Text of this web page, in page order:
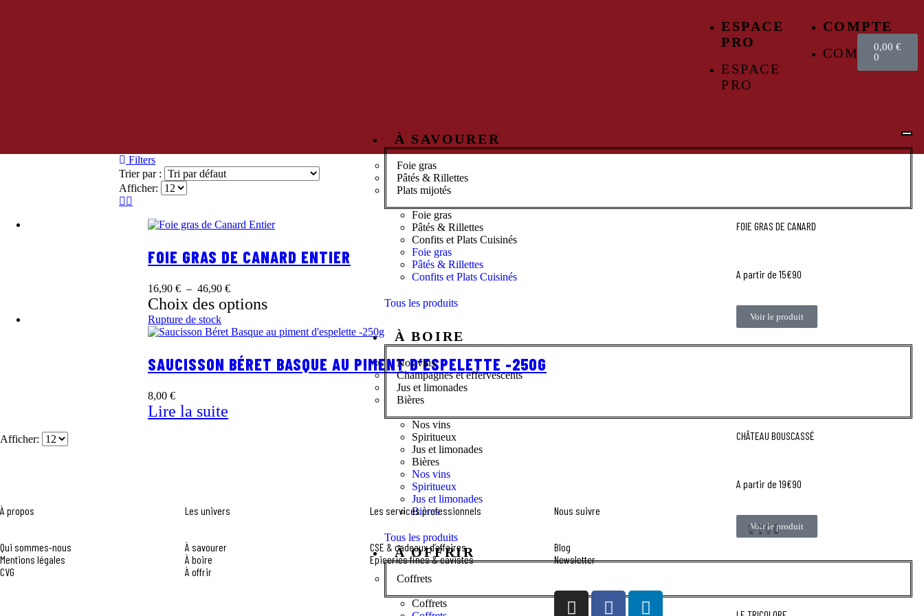
ESPACE
PRO
ESPACE
PRO
COMPTE
COMPTE
0,00 €
0
À SAVOURER
Foie gras
Pâtés & Rillettes
Plats mijotés
Foie gras
Pâtés & Rillettes
Confits et Plats Cuisinés
Foie gras
Pâtés & Rillettes
Confits et Plats Cuisinés
Tous les produits
FOIE GRAS DE CANARD
A partir de 15€90
Voir le produit
À BOIRE
Nos vins
Champagnes et effervescents
Jus et limonades
Bières
Nos vins
Spiritueux
Jus et limonades
Bières
Nos vins
Spiritueux
Jus et limonades
Bières
Tous les produits
CHÂTEAU BOUSCASSÉ
A partir de 19€90
Voir le produit
À OFFRIR
Coffrets
Coffrets
Filters
Trier par :
Afficher:
FOIE GRAS DE CANARD ENTIER
16,90 € – 46,90 €
Choix des options
Rupture de stock
SAUCISSON BÉRET BASQUE AU PIMENT D’ESPELETTE -250G
8,00 €
Lire la suite
Afficher:
À propos
Qui sommes-nous
Mentions légales
CVG
Les univers
À savourer
À boire
À offrir
Les services professionnels
CSE & cadeaux d’affaires
Epiceries fines & cavistes
Nous suivre
Blog
Newsletter